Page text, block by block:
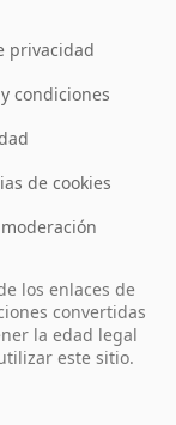
privacidad
condiciones
de cookies
los enlaces de
convertidas
la edad legal
este sitio.